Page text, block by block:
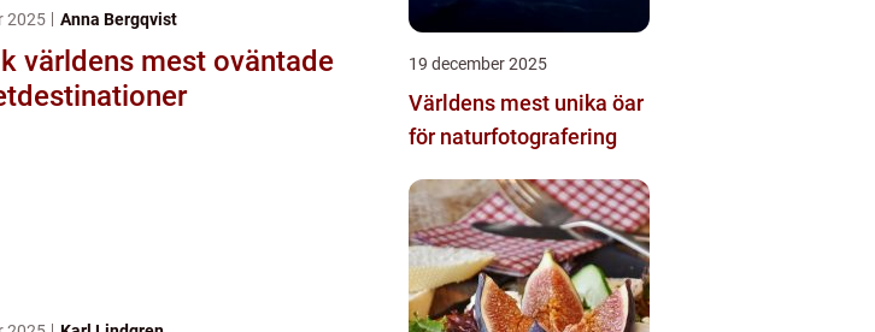
2025 Anna Bergqvist
världens mest oväntade
19 december 2025
Världens mest unika öar
för naturfotografering